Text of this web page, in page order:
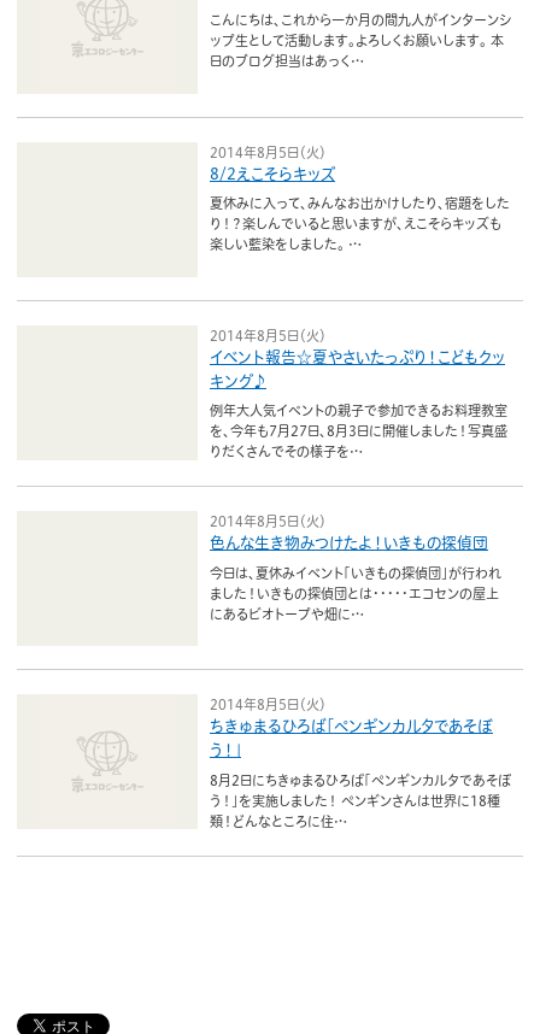
こんにちは、これから一か月の間九人がインターンシ
ップ生として活動します。よろしくお願いします。 本
日のブログ担当はあっく…
2014年8月5日（火）
8/2えこそらキッズ
夏休みに入って、みんなお出かけしたり、宿題をした
り！？楽しんでいると思いますが、えこそらキッズも
楽しい藍染をしました。 …
2014年8月5日（火）
イベント報告☆夏やさいたっぷり！こどもクッ
キング♪
例年大人気イベントの親子で参加できるお料理教室
を、今年も7月27日、8月3日に開催しました！写真盛
りだくさんでその様子を…
2014年8月5日（火）
色んな生き物みつけたよ！いきもの探偵団
今日は、夏休みイベント「いきもの探偵団」が行われ
ました！いきもの探偵団とは・・・・・エコセンの屋上
にあるビオトープや畑に…
2014年8月5日（火）
ちきゅまるひろば「ペンギンカルタであそぼ
う！」
8月2日にちきゅまるひろば「ペンギンカルタであそぼ
う！」を実施しました！ ペンギンさんは世界に18種
類！どんなところに住…